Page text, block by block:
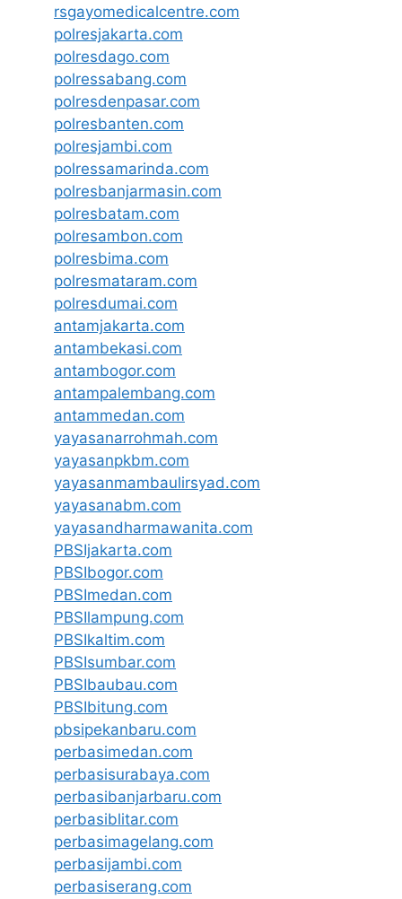
rsgayomedicalcentre.com
polresjakarta.com
polresdago.com
polressabang.com
polresdenpasar.com
polresbanten.com
polresjambi.com
polressamarinda.com
polresbanjarmasin.com
polresbatam.com
polresambon.com
polresbima.com
polresmataram.com
polresdumai.com
antamjakarta.com
antambekasi.com
antambogor.com
antampalembang.com
antammedan.com
yayasanarrohmah.com
yayasanpkbm.com
yayasanmambaulirsyad.com
yayasanabm.com
yayasandharmawanita.com
PBSIjakarta.com
PBSIbogor.com
PBSImedan.com
PBSIlampung.com
PBSIkaltim.com
PBSIsumbar.com
PBSIbaubau.com
PBSIbitung.com
pbsipekanbaru.com
perbasimedan.com
perbasisurabaya.com
perbasibanjarbaru.com
perbasiblitar.com
perbasimagelang.com
perbasijambi.com
perbasiserang.com